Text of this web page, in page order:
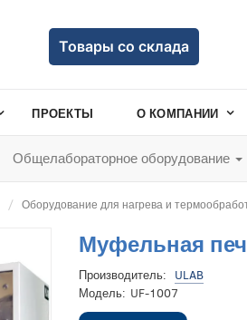
Товары со склада
ПРОЕКТЫ О КОМПАНИИ
Общелабораторное оборудование
Оборудование для нагрева и
Муфельная
Производитель:
ULAB
Модель: UF-1007